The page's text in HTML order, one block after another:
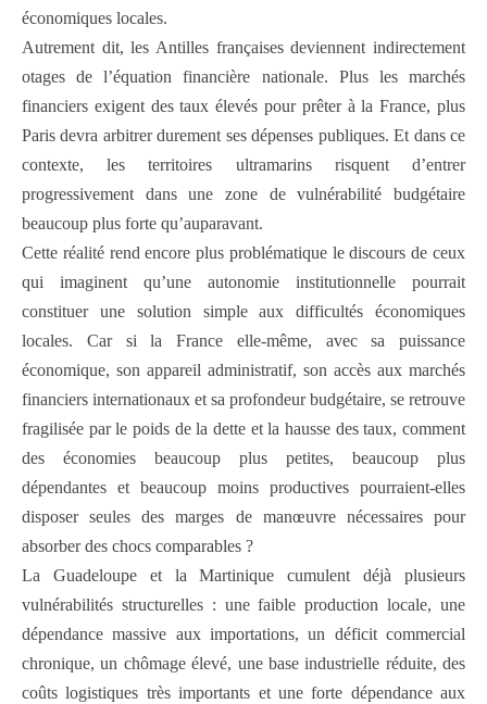
économiques locales.
Autrement dit, les Antilles françaises deviennent indirectement
otages de l’équation financière nationale. Plus les marchés
financiers exigent des taux élevés pour prêter à la France, plus
Paris devra arbitrer durement ses dépenses publiques. Et dans ce
contexte, les territoires ultramarins risquent d’entrer
progressivement dans une zone de vulnérabilité budgétaire
beaucoup plus forte qu’auparavant.
Cette réalité rend encore plus problématique le discours de ceux
qui imaginent qu’une autonomie institutionnelle pourrait
constituer une solution simple aux difficultés économiques
locales. Car si la France elle-même, avec sa puissance
économique, son appareil administratif, son accès aux marchés
financiers internationaux et sa profondeur budgétaire, se retrouve
fragilisée par le poids de la dette et la hausse des taux, comment
des économies beaucoup plus petites, beaucoup plus
dépendantes et beaucoup moins productives pourraient-elles
disposer seules des marges de manœuvre nécessaires pour
absorber des chocs comparables ?
La Guadeloupe et la Martinique cumulent déjà plusieurs
vulnérabilités structurelles : une faible production locale, une
dépendance massive aux importations, un déficit commercial
chronique, un chômage élevé, une base industrielle réduite, des
coûts logistiques très importants et une forte dépendance aux